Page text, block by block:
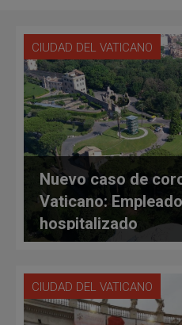
CIUDAD DEL VATICANO
Nuevo caso de
Vaticano:
hospitalizado
CIUDAD DEL VATICANO